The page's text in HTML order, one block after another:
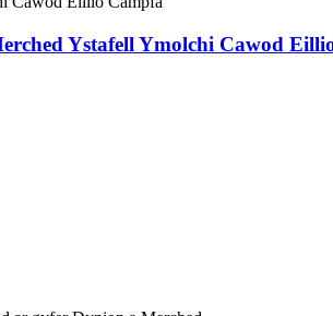
Ystafell Ymolchi Cawod